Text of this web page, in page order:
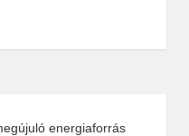
energiaforrás